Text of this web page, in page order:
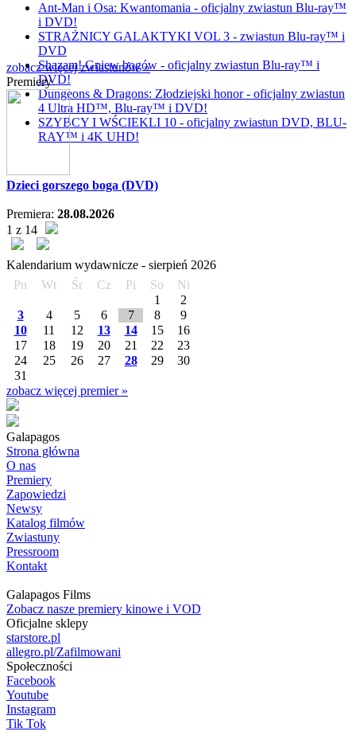
Ant-Man i Osa: Kwantomania - oficjalny zwiastun Blu-ray™
i DVD!
STRAŻNICY GALAKTYKI VOL 3 - zwiastun Blu-ray™ i
DVD
Shazam! Gniew bogów - oficjalny zwiastun Blu-ray™ i
DVD!
Dungeons & Dragons: Złodziejski honor - oficjalny zwiastun
4 Ultra HD™, Blu-ray™ i DVD!
SZYBCY I WŚCIEKLI 10 - oficjalny zwiastun DVD, BLU-
RAY™ i 4K UHD!
zobacz więcej zwiastunów »
Premiery
Dzieci gorszego boga (DVD)
Premiera: 28.08.2026
1 z 14
Kalendarium wydawnicze - sierpień 2026
Pn
Wt Śr Cz Pi So
Ni
1
2
3
4 5 6 7 8
9
10
11 12 13 14 15
16
17
18 19 20 21 22
23
24
25 26 27 28 29
30
31
zobacz więcej premier »
Galapagos
Strona główna
O nas
Premiery
Zapowiedzi
Newsy
Katalog filmów
Zwiastuny
Pressroom
Kontakt
Galapagos Films
Zobacz nasze premiery kinowe i VOD
Oficjalne sklepy
starstore.pl
allegro.pl/Zafilmowani
Społeczności
Facebook
Youtube
Instagram
Tik Tok